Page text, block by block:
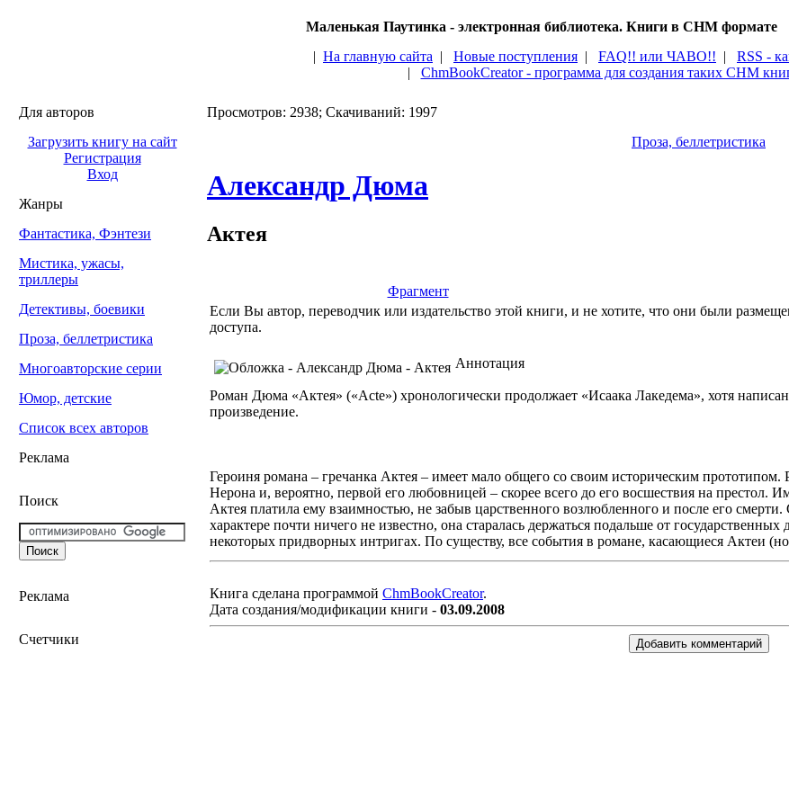
Маленькая Паутинка - электронная библиотека. Книги в CHM формате
| На главную сайта | Новые поступления | FAQ!! или ЧАВО!! | RSS -
| ChmBookCreator - программа для создания таких CHM
Для авторов
Загрузить книгу на сайт
Регистрация
Вход
Жанры
Фантастика, Фэнтези
Мистика, ужасы,
триллеры
Детективы, боевики
Проза, беллетристика
Многоавторские серии
Юмор, детские
Список всех авторов
Реклама
Поиск
Реклама
Счетчики
Просмотров: 2938; Скачиваний: 1997
Проза, беллетристика
Александр Дюма
Актея
Фрагмент
Если Вы автор, переводчик или издательство этой книги, и не хотите, что они были
доступа.
Аннотация
Роман Дюма «Актея» («Acte») хронологически продолжает «Исаака Лакедема», хотя написан
произведение.
Героиня романа – гречанка Актея – имеет мало общего со своим историческим
Нерона и, вероятно, первой его любовницей – скорее всего до его восшествия на престол.
Актея платила ему взаимностью, не забыв царственного возлюбленного и после его
характере почти ничего не известно, она старалась держаться подальше от
некоторых придворных интригах. По существу, все события в романе, касающиеся Актеи
Книга сделана программой ChmBookCreator.
Дата создания/модификации книги - 03.09.2008